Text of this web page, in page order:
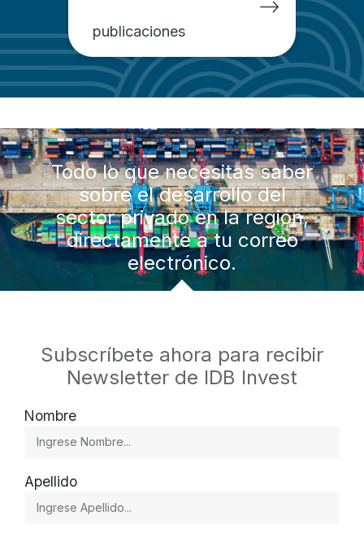
publicaciones
Todo lo que necesitas saber
sobre el desarrollo del
sector privado en la región,
directamente a tu correo
electrónico.
Subscríbete ahora para recibir
Newsletter de IDB Invest
Nombre
Apellido